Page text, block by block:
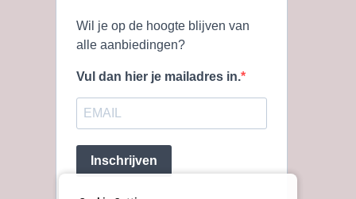
Wil je op de hoogte blijven van
alle aanbiedingen?
Vul dan hier je mailadres in.
Inschrijven